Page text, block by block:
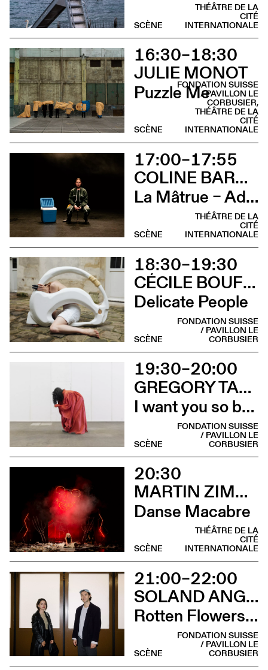
THÉÂTRE DE LA
CITÉ
INTERNATIONALE
SCÈNE
16:30–18:30
JULIE MONOT
Puzzle MeFONDATION SUISSE
/ PAVILLON LE
CORBUSIER,
THÉÂTRE DE LA
CITÉ
INTERNATIONALE
SCÈNE
17:00–17:55
COLINE BARDIN
La Mâtrue – Adieu à la ferme
THÉÂTRE DE LA
CITÉ
INTERNATIONALE
SCÈNE
18:30–19:30
CÉCILE BOUFFARD & RUTH CHILDS (SCARLETT'S)
Delicate People
FONDATION SUISSE
/ PAVILLON LE
CORBUSIER
SCÈNE
19:30–20:00
GREGORY TARA HARI AVEC PINKY HTUT AUNG
I want you so bad it’s my only wish
FONDATION SUISSE
/ PAVILLON LE
CORBUSIER
SCÈNE
20:30
MARTIN ZIMMERMANN
Danse Macabre
THÉÂTRE DE LA
CITÉ
INTERNATIONALE
SCÈNE
21:00–22:00
SOLAND ANGEL
Rotten Flowers, shiny shoes
FONDATION SUISSE
/ PAVILLON LE
CORBUSIER
SCÈNE